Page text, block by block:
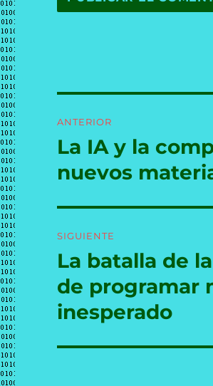
de
entradas
ANTERIOR
Entrada
La IA y la
nuevos
SIGUIENTE
Entrada
siguiente:
La batalla de
de programar
inesperado